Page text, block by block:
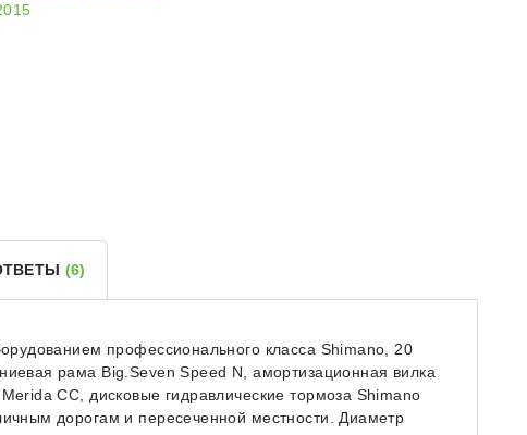
(6)
профессионального класса Shimano, 20
рама Big.Seven Speed N, амортизационная вилка
CC, дисковые гидравлические тормоза Shimano
дорогам и пересеченной местности. Диаметр